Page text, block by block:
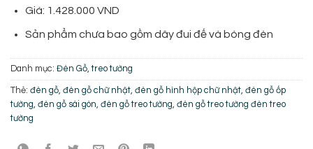
Giá: 1.428.000 VND
Sản phẩm chưa bao gồm dây đui đế và bóng đèn
Danh mục: Đèn Gỗ,treo tường
Thẻ: đèn gỗ, đèn gỗ chữ nhật, đèn gỗ hình hộp chữ nhật, đèn gỗ ốp
tường, đèn gỗ sài gòn, đèn gỗ treo tường, đèn gỗ treo tường đèn treo
tường